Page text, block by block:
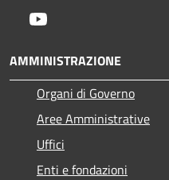
AMMINISTRAZIONE
Organi di Governo
Aree Amministrative
Uffici
Enti e fondazioni